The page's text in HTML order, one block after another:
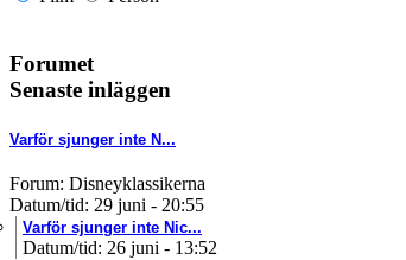
Forumet
Senaste inläggen
Varför sjunger inte N...
Forum: Disneyklassikerna
Datum/tid: 29 juni - 20:55
Varför sjunger inte Nic...
Datum/tid: 26 juni - 13:52